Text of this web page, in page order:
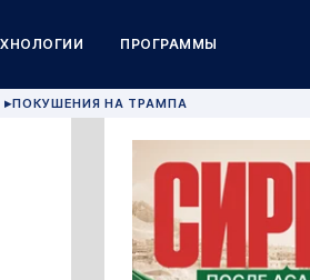
ПРОГРАММЫ
▶ПОКУШЕНИЯ НА ТРАМПА